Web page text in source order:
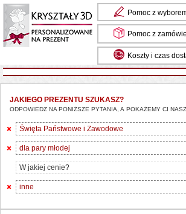
Pomoc z
Pomoc z
Koszty i czas
JAKIEGO PREZENTU SZUKASZ?
ODPOWIEDZ NA PONIŻSZE PYTANIA, A POKAŻEMY CI
Święta Państwowe i Zawodowe
dla pary młodej
W jakiej cenie?
inne